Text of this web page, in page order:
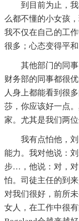
到目前为止，
么都不懂的小女孩
我不仅在自己的工
很多；心态变得平
其他部门的同
财务部的同事都很
人身上都能看到很
莎，你应该好一点
家。尤其是我们两位
我有点怕他，
能力。我对他说：
步…，他说：对，
怕。司徒主任的到
对我们很好，前所
女人，在工作中很